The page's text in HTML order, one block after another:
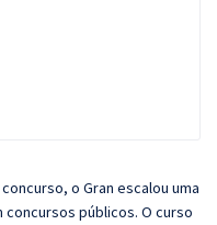
o Gran escalou uma
públicos. O curso